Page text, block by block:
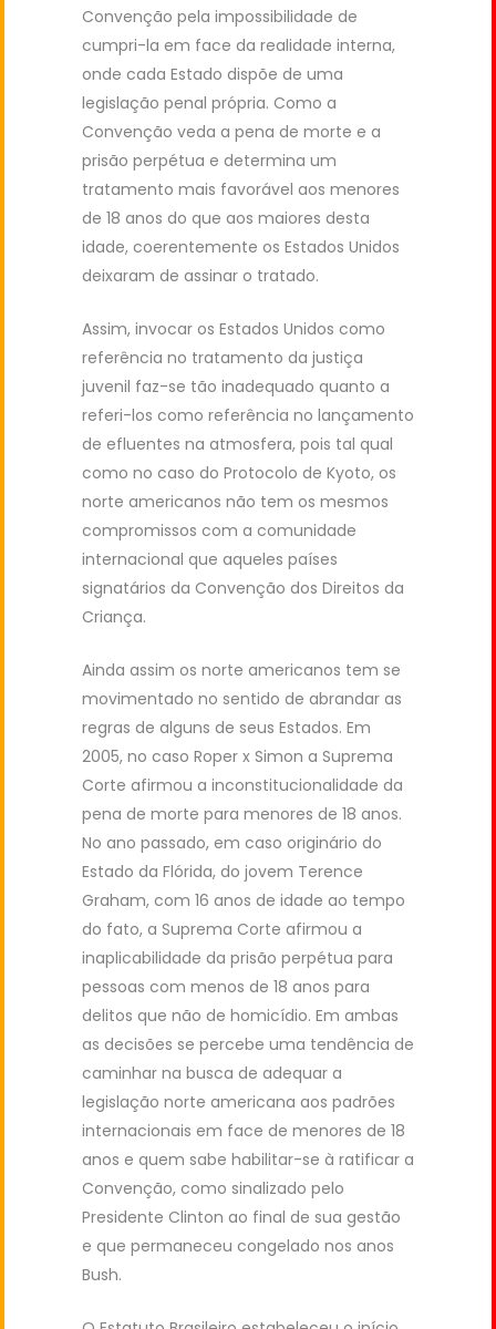
Convenção pela impossibilidade de
cumpri-la em face da realidade interna,
onde cada Estado dispõe de uma
legislação penal própria. Como a
Convenção veda a pena de morte e a
prisão perpétua e determina um
tratamento mais favorável aos menores
de 18 anos do que aos maiores desta
idade, coerentemente os Estados Unidos
deixaram de assinar o tratado.
Assim, invocar os Estados Unidos como
referência no tratamento da justiça
juvenil faz-se tão inadequado quanto a
referi-los como referência no lançamento
de efluentes na atmosfera, pois tal qual
como no caso do Protocolo de Kyoto, os
norte americanos não tem os mesmos
compromissos com a comunidade
internacional que aqueles países
signatários da Convenção dos Direitos da
Criança.
Ainda assim os norte americanos tem se
movimentado no sentido de abrandar as
regras de alguns de seus Estados. Em
2005, no caso Roper x Simon a Suprema
Corte afirmou a inconstitucionalidade da
pena de morte para menores de 18 anos.
No ano passado, em caso originário do
Estado da Flórida, do jovem Terence
Graham, com 16 anos de idade ao tempo
do fato, a Suprema Corte afirmou a
inaplicabilidade da prisão perpétua para
pessoas com menos de 18 anos para
delitos que não de homicídio. Em ambas
as decisões se percebe uma tendência de
caminhar na busca de adequar a
legislação norte americana aos padrões
internacionais em face de menores de 18
anos e quem sabe habilitar-se à ratificar a
Convenção, como sinalizado pelo
Presidente Clinton ao final de sua gestão
e que permaneceu congelado nos anos
Bush.